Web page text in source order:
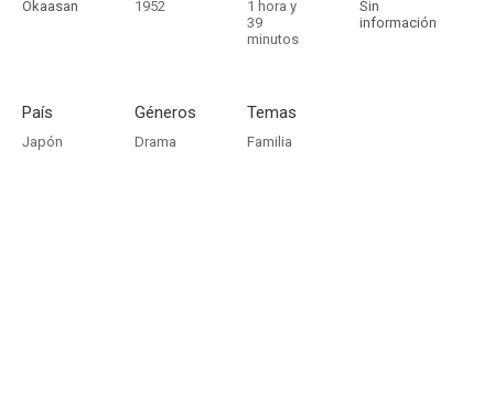
Okaasan 1952
1 hora y
39
minutos
Sin
información
País
Japón
Géneros
Drama
Temas
Familia